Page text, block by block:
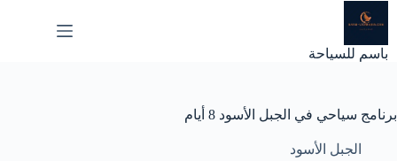
إلى
باسم للسياحة
برنامج سياحي في الجبل الأسود 8 أيام
الجبل الأسود